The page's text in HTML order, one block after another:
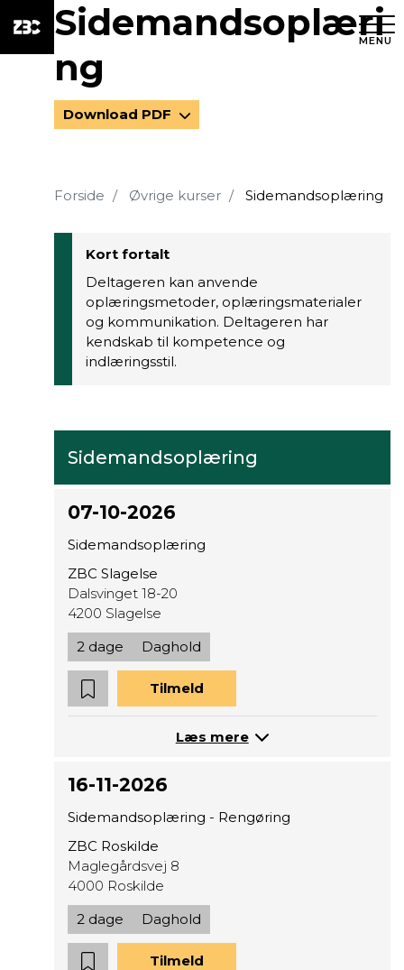
MENU
Sidemandsoplæri
ng
Download PDF
Forside Øvrige kurser Sidemandsoplæring
Kort fortalt
Deltageren kan anvende
oplæringsmetoder, oplæringsmaterialer
og kommunikation. Deltageren har
kendskab til kompetence og
indlæringsstil.
Sidemandsoplæring
07-10-2026
Sidemandsoplæring
ZBC Slagelse
Dalsvinget 18-20
4200 Slagelse
2 dage
Daghold
Tilmeld
Læs mere
16-11-2026
Sidemandsoplæring - Rengøring
ZBC Roskilde
Maglegårdsvej 8
4000 Roskilde
2 dage
Daghold
Tilmeld